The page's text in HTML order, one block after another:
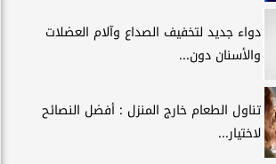
دواء جديد لتخفيف الصداع وآلام العضلات
والأسنان دون...
تناول الطعام خارج المنزل : أفضل النصائح
لاختيار...